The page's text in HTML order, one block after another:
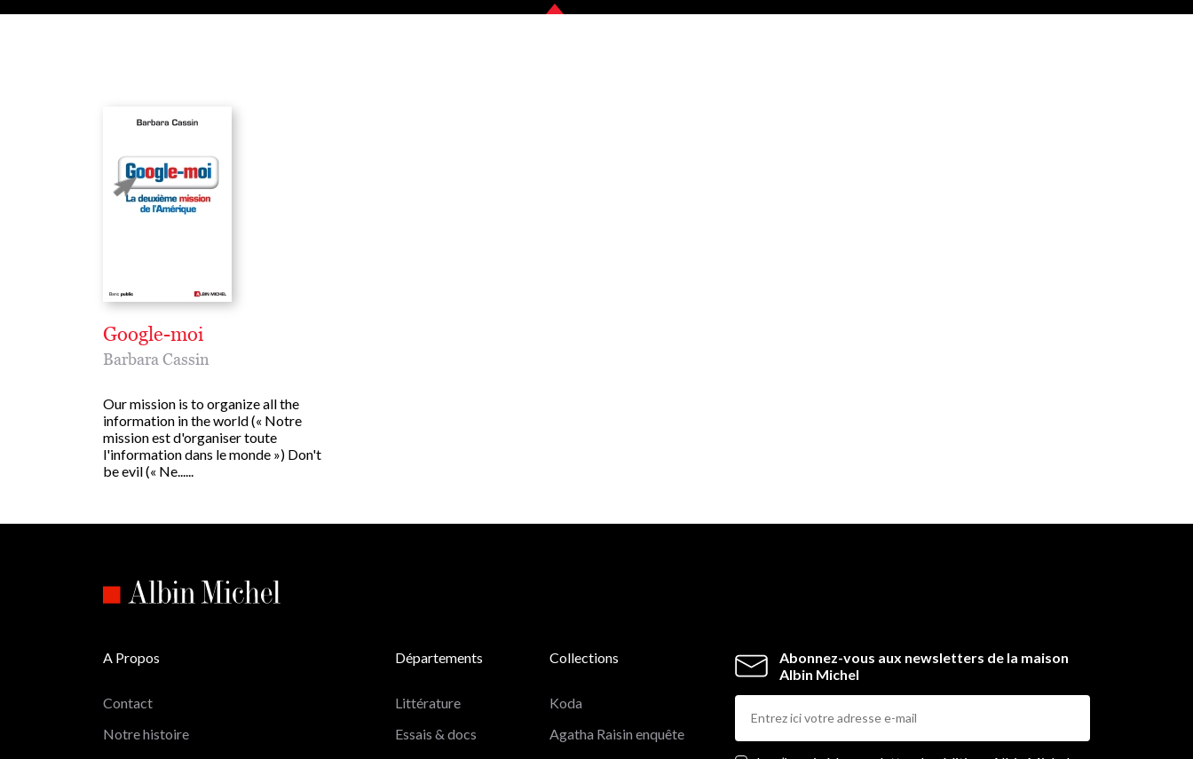
Google-moi
Barbara Cassin
Our mission is to organize all the
information in the world (« Notre
mission est d'organiser toute
l'information dans le monde ») Don't
be evil (« Ne......
Abonnez-vous aux newsletters de la maison
Albin Michel
A Propos
Contact
Notre histoire
Départements
Littérature
Essais & docs
Collections
Koda
Agatha Raisin enquête